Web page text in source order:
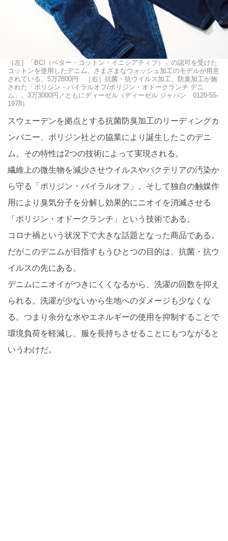
［左］「BCI（ベター・コットン・イニシアティブ）」の認可を受けた
コットンを使用したデニム。さまざまなウォッシュ加工のモデルが用意
されている。5万2800円 ［右］抗菌・抗ウイルス加工、防臭加工が施
された「ポリジン・バイラルオフ/ポリジン・オドークランチ デニ
ム」。3万3000円／ともにディーゼル（ディーゼル ジャパン 0120-55-
1978）
スウェーデンを拠点とする抗菌防臭加工のリーディングカ
ンパニー、ポリジン社との協業により誕生したこのデニ
ム。その特性は2つの技術によって実現される。
繊維上の微生物を減少させウイルスやバクテリアの汚染か
ら守る「ポリジン・バイラルオフ」。そして独自の触媒作
用により臭気分子を分解し効果的にニオイを消滅させる
「ポリジン・オドークランチ」という技術である。
コロナ禍という状況下で大きな話題となった商品である。
だがこのデニムが目指すもうひとつの目的は、抗菌・抗ウ
イルスの先にある。
デニムにニオイがつきにくくなるから、洗濯の回数を抑え
られる。洗濯が少ないから生地へのダメージも少なくな
る。つまり余分な水やエネルギーの使用を抑制することで
環境負荷を軽減し、服を長持ちさせることにもつながると
いうわけだ。